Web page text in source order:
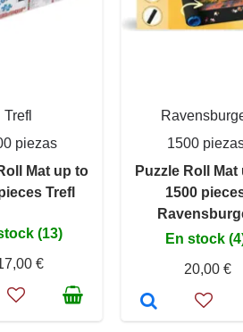
Trefl
piezas
Mat up to
Trefl
(13)
€
1500
Puzzle Roll Mat
1500
En stock
20,00 €